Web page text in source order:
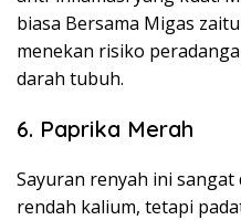
biasa Bersama Migas
menekan risiko
darah tubuh.
6. Paprika Merah
Sayuran renyah ini
rendah kalium, tetapi